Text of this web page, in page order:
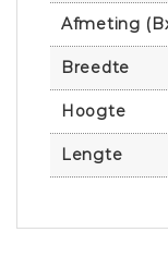
Afmeting
Breedte
Hoogte
Lengte